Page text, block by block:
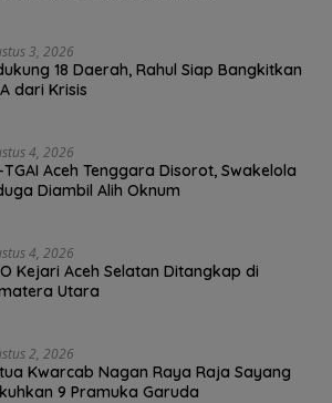
3, 2026
18 Daerah, Rahul Siap Bangkitkan
dari Krisis
4, 2026
TGAI Aceh Tenggara Disorot, Swakelola
Diambil Alih Oknum
4, 2026
Kejari Aceh Selatan Ditangkap di
Utara
2, 2026
Kwarcab Nagan Raya Raja Sayang
9 Pramuka Garuda